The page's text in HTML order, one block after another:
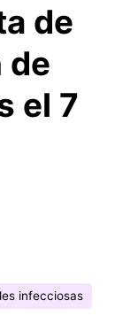
de
de
el 7
infecciosas